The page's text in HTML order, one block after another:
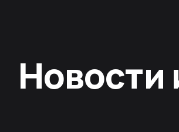
Новости